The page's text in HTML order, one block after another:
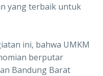
yang terbaik untuk
ini, bahwa UMKM
berputar
Bandung Barat